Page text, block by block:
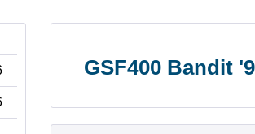
GSF400 Bandit